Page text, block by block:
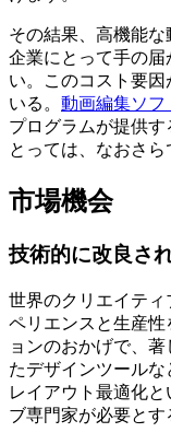
その結果、高機能
企業にとって手の
い。このコスト要
いる。 動画編集ソフ
プログラムが提供
とっては、なおさら
市場機会
技術的に改良さ
世界のクリエイテ
ペリエンスと生産
ョンのおかげで、
たデザインツール
レイアウト最適化
ブ専門家が必要とす